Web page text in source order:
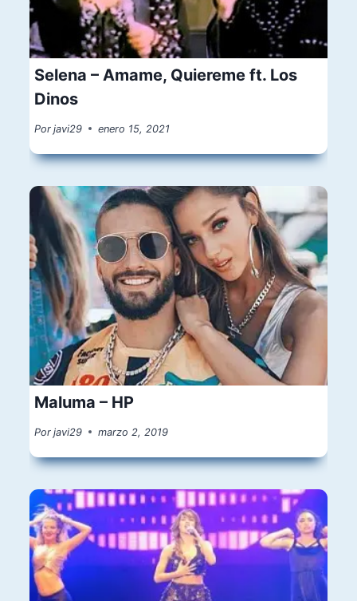
Selena – Amame, Quiereme ft. Los
Dinos
Por javi29 enero 15, 2021
Maluma – HP
Por javi29 marzo 2, 2019